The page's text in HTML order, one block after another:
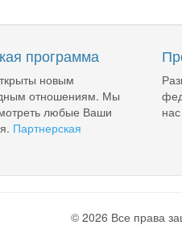
программа
новым
отношениям. Мы
любые Ваши
Партнерская
© 2026 Все права